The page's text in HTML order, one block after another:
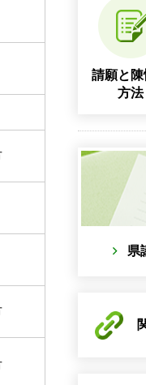
請願と
方法
県